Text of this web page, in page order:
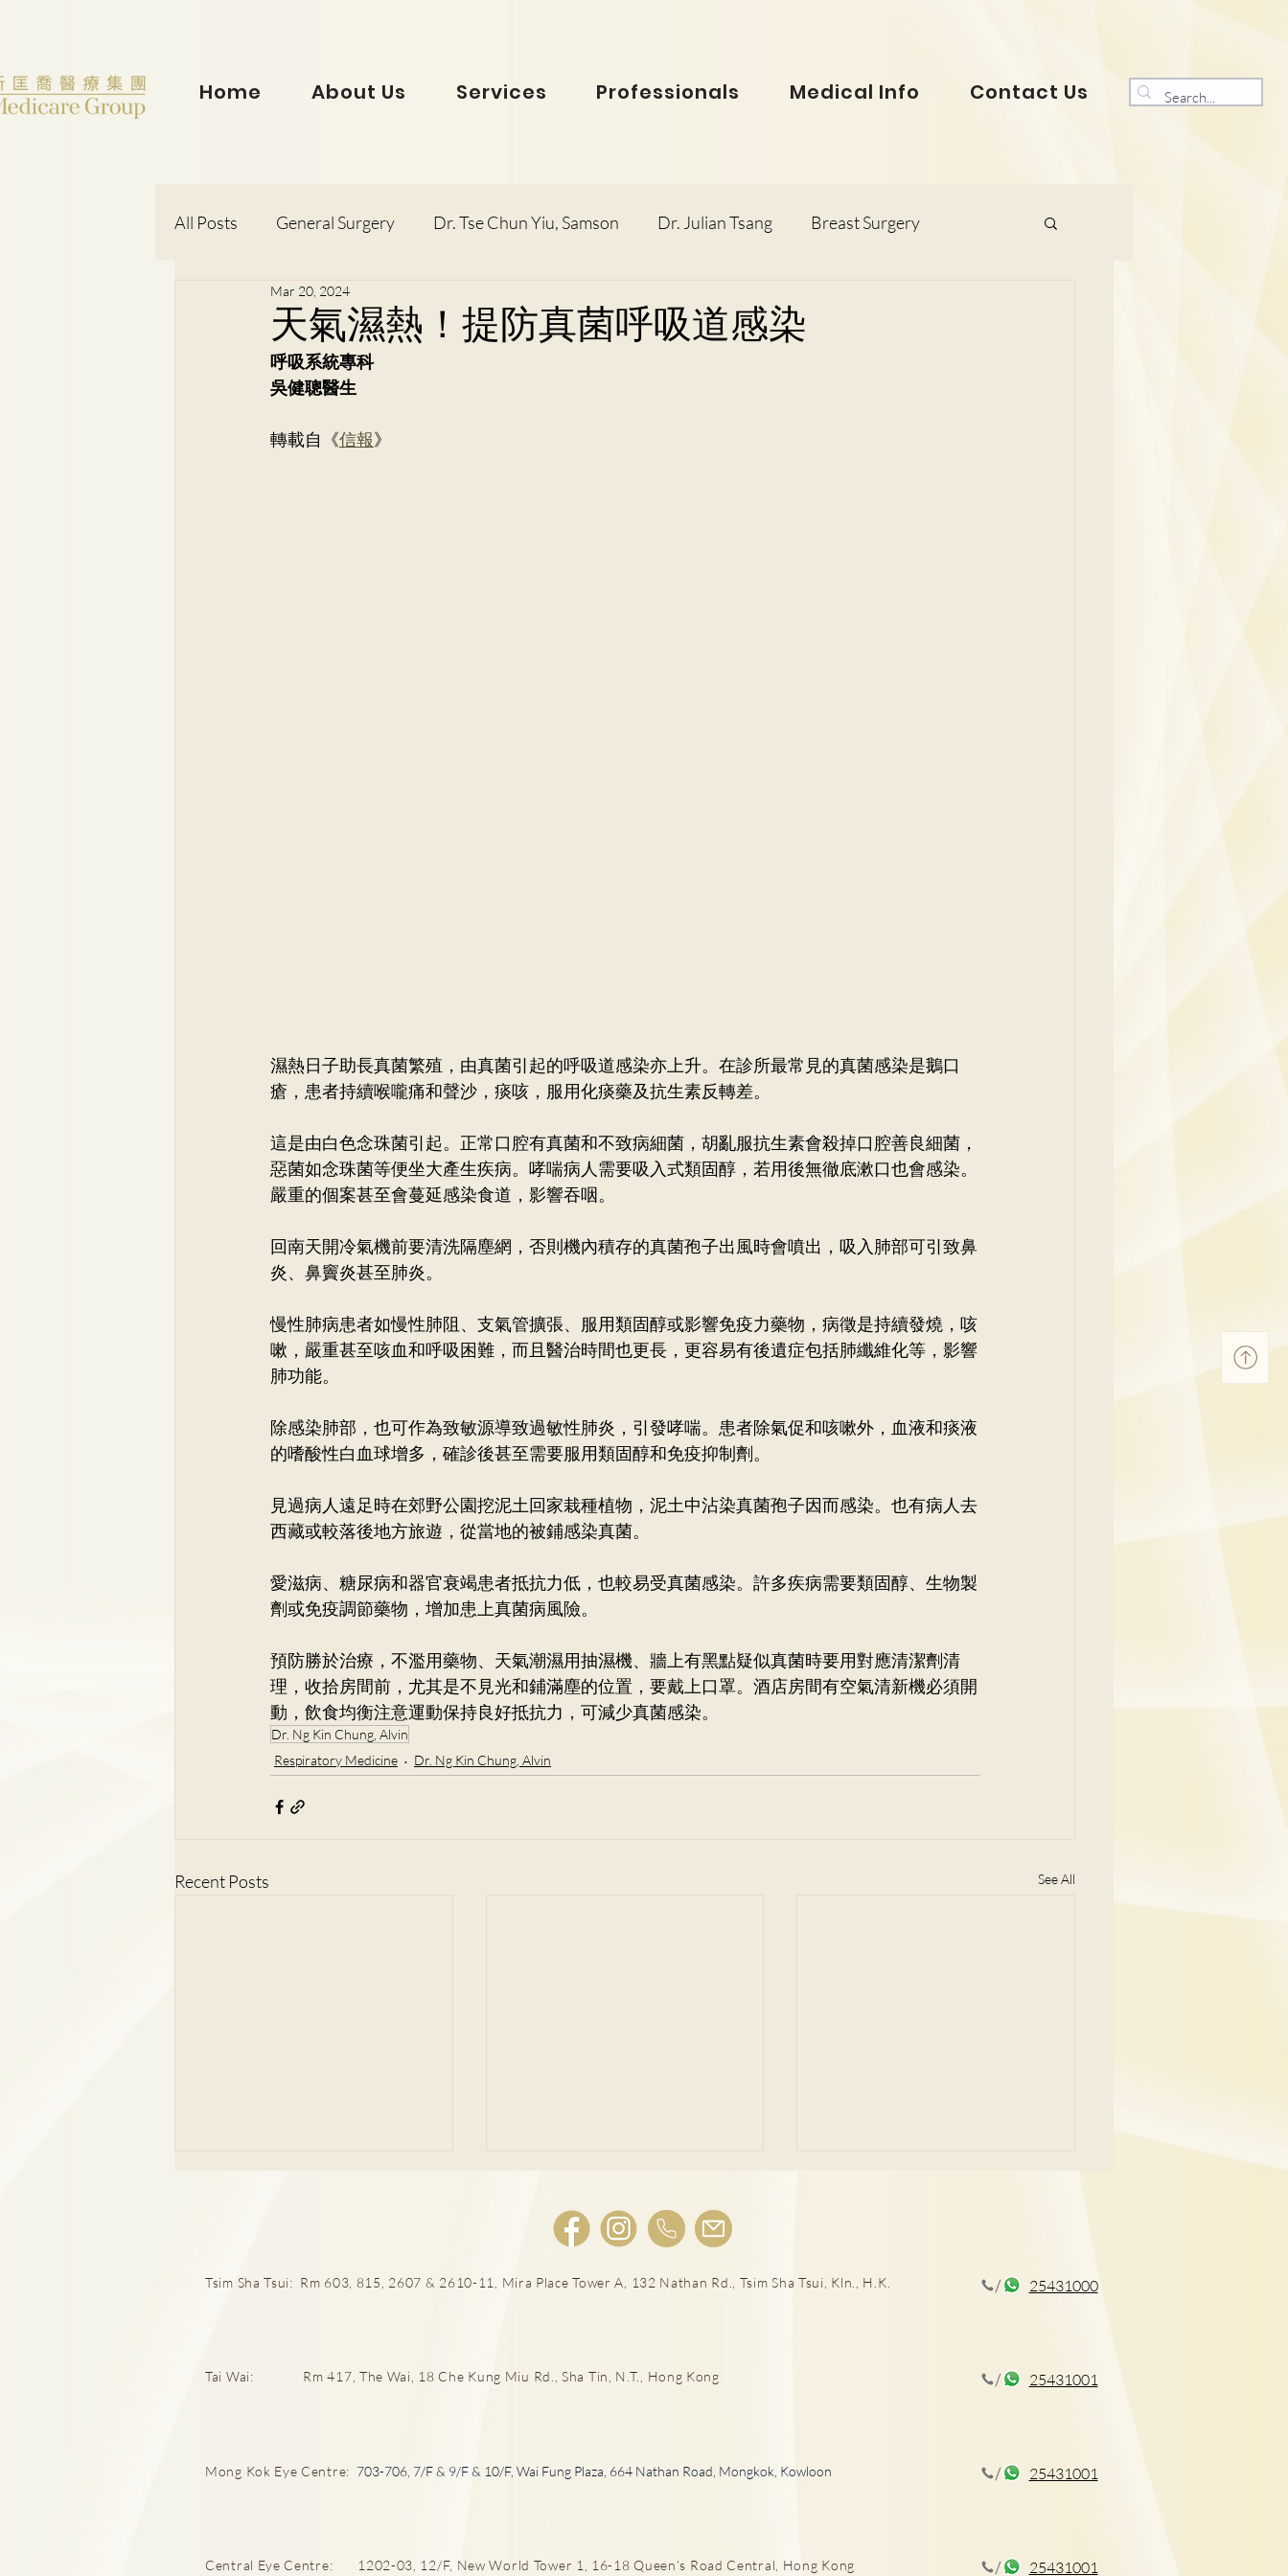
Home About Us Services Professionals Medical Info Contact Us
All Posts General Surgery Dr. Tse Chun Yiu, Samson Dr. Julian Tsang Breast Surgery
Dr. Lorraine Chow
Dr. Wong Kit Wah
Dr. Lee Yue Kit Respiratory Medicine
天氣濕熱！提防真菌呼吸道感染
Mar 20, 2024
呼吸系統專科
吳健聰醫生
轉載自《信報》
濕熱日子助長真菌繁殖，由真菌引起的呼吸道感染亦上升。在診所最常見的真菌感染是鵝口
瘡，患者持續喉嚨痛和聲沙，痰咳，服用化痰藥及抗生素反轉差。
這是由白色念珠菌引起。正常口腔有真菌和不致病細菌，胡亂服抗生素會殺掉口腔善良細菌，
惡菌如念珠菌等便坐大產生疾病。哮喘病人需要吸入式類固醇，若用後無徹底漱口也會感染。
嚴重的個案甚至會蔓延感染食道，影響吞咽。
回南天開冷氣機前要清洗隔塵網，否則機內積存的真菌孢子出風時會噴出，吸入肺部可引致鼻
炎、鼻竇炎甚至肺炎。
慢性肺病患者如慢性肺阻、支氣管擴張、服用類固醇或影響免疫力藥物，病徵是持續發燒，咳
嗽，嚴重甚至咳血和呼吸困難，而且醫治時間也更長，更容易有後遺症包括肺纖維化等，影響
肺功能。
除感染肺部，也可作為致敏源導致過敏性肺炎，引發哮喘。患者除氣促和咳嗽外，血液和痰液
的嗜酸性白血球增多，確診後甚至需要服用類固醇和免疫抑制劑。
見過病人遠足時在郊野公園挖泥土回家栽種植物，泥土中沾染真菌孢子因而感染。也有病人去
西藏或較落後地方旅遊，從當地的被鋪感染真菌。
愛滋病、糖尿病和器官衰竭患者抵抗力低，也較易受真菌感染。許多疾病需要類固醇、生物製
劑或免疫調節藥物，增加患上真菌病風險。
預防勝於治療，不濫用藥物、天氣潮濕用抽濕機、牆上有黑點疑似真菌時要用對應清潔劑清
理，收拾房間前，尤其是不見光和鋪滿塵的位置，要戴上口罩。酒店房間有空氣清新機必須開
動，飲食均衡注意運動保持良好抵抗力，可減少真菌感染。
Dr. Ng Kin Chung, Alvin
Respiratory Medicine
Dr. Ng Kin Chung, Alvin
Recent Posts See All
肺結節風險評估
LDCT揪出早期肺癌
Tsim Sha Tsui: Rm 603, 815, 2607 & 2610-11, Mira Place Tower A, 132 Nathan Rd., Tsim Sha Tsui, Kln., H.K. 25431000
Tai Wai: Rm 417, The Wai, 18 Che Kung Miu Rd., Sha Tin, N.T., Hong Kong 25431001
Mong Kok Eye Centre: 703-706, 7/F & 9/F & 10/F, Wai Fung Plaza, 664 Nathan Road, Mongkok, Kowloon 25431001
Central Eye Centre: 1202-03, 12/F, New World Tower 1, 16-18 Queen’s Road Central, Hong Kong 25431001